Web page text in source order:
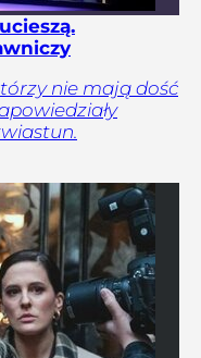
nie mają dość